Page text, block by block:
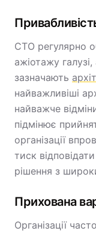
CTO регулярно
ажіотажу
зазначають
найважливіші
найважче
підмінює
організації
тиск
рішення з
Прихована
Організації